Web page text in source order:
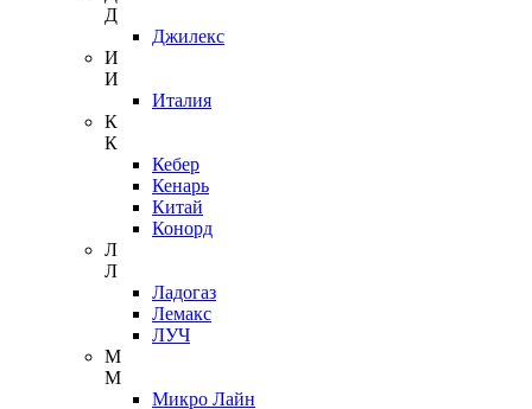
Д
Джилекс
И
И
Италия
К
К
Кебер
Кенарь
Китай
Конорд
Л
Л
Ладогаз
Лемакс
ЛУЧ
М
М
Микро Лайн